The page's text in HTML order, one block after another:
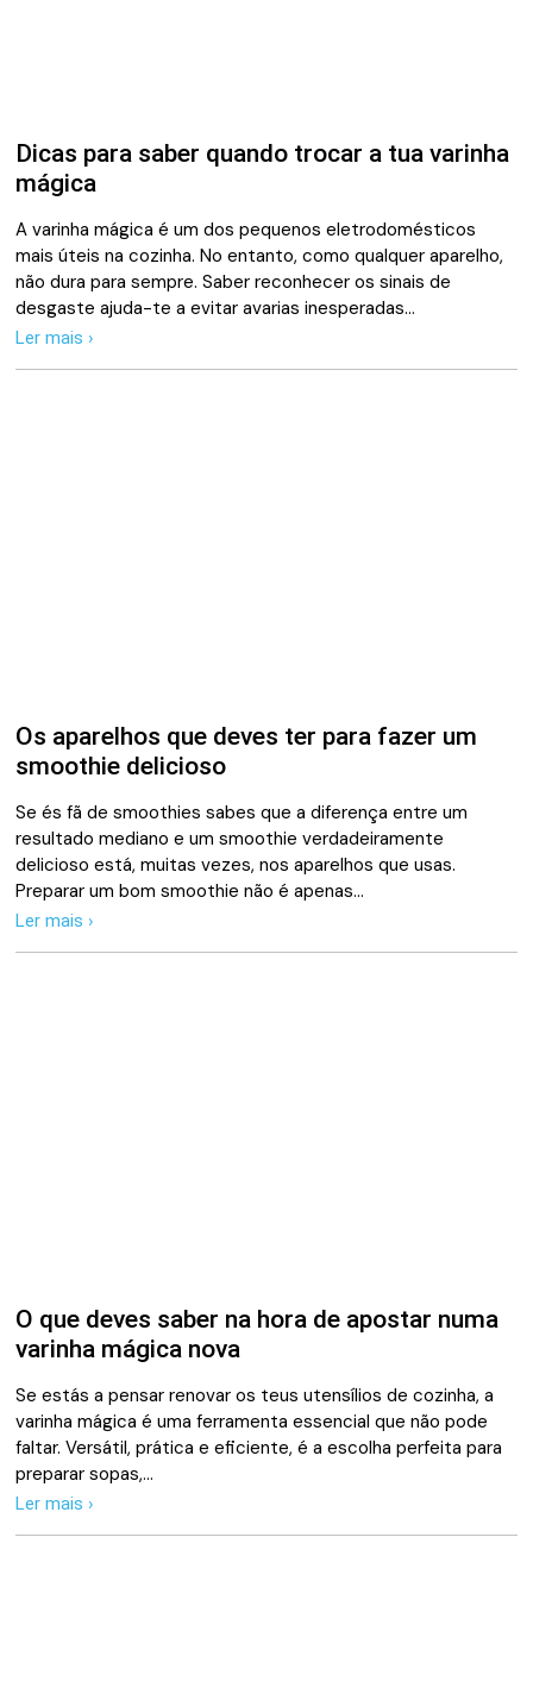
Dicas para saber quando trocar a tua varinha
mágica
A varinha mágica é um dos pequenos eletrodomésticos
mais úteis na cozinha. No entanto, como qualquer aparelho,
não dura para sempre. Saber reconhecer os sinais de
desgaste ajuda-te a evitar avarias inesperadas…
Ler mais ›
Os aparelhos que deves ter para fazer um
smoothie delicioso
Se és fã de smoothies sabes que a diferença entre um
resultado mediano e um smoothie verdadeiramente
delicioso está, muitas vezes, nos aparelhos que usas.
Preparar um bom smoothie não é apenas…
Ler mais ›
O que deves saber na hora de apostar numa
varinha mágica nova
Se estás a pensar renovar os teus utensílios de cozinha, a
varinha mágica é uma ferramenta essencial que não pode
faltar. Versátil, prática e eficiente, é a escolha perfeita para
preparar sopas,…
Ler mais ›